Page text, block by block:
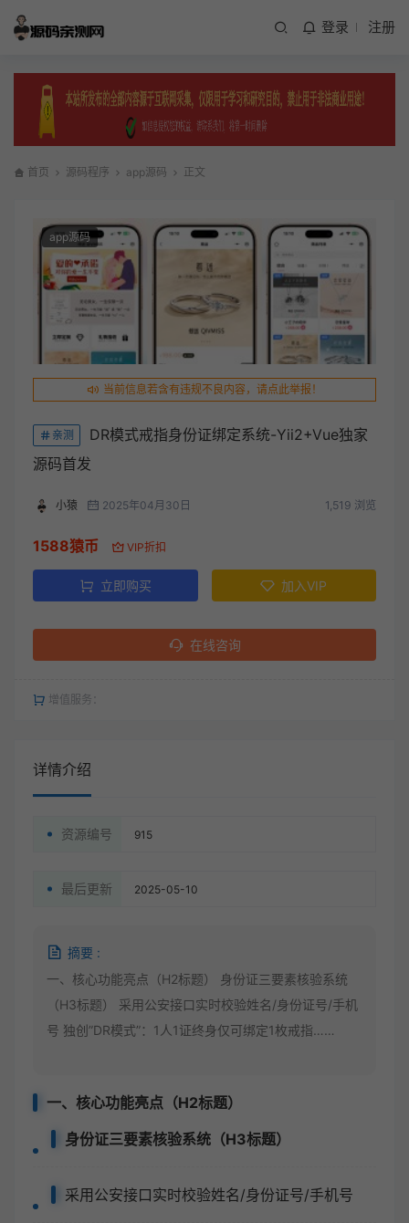
登录 注册
首页 源码程序 app源码 正文
app源码
当前信息若含有违规不良内容，请点此举报！
亲测
DR模式戒指身份证绑定系统-Yii2+Vue独家
源码首发
小猿 2025年04月30日 1,519 浏览
1588猿币 VIP折扣
立即购买 加入VIP
在线咨询
增值服务：
详情介绍
资源编号 915
最后更新 2025-05-10
摘要 :
一、核心功能亮点（H2标题） 身份证三要素核验系统
（H3标题） 采用公安接口实时校验姓名/身份证号/手机
号 独创”DR模式”：1人1证终身仅可绑定1枚戒指……
一、核心功能亮点（H2标题）
身份证三要素核验系统（H3标题）
采用公安接口实时校验姓名/身份证号/手机号